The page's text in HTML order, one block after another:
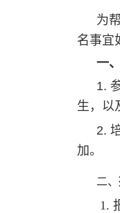
为
名事宜
一
1.
生，以
2.
加。
二、
1.